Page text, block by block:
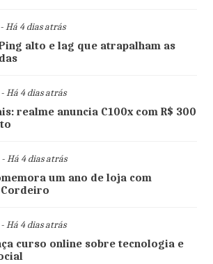
Há 4 dias atrás
alto e lag que atrapalham as
Há 4 dias atrás
realme anuncia C100x com R$ 300
Há 4 dias atrás
um ano de loja com
Há 4 dias atrás
curso online sobre tecnologia e